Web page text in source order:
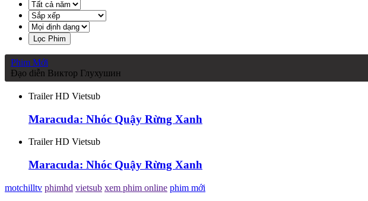
Lọc Phim
Phim Mới
Đạo diễn Виктор Глухушин
Trailer HD Vietsub
Maracuda: Nhóc Quậy Rừng Xanh
Trailer HD Vietsub
Maracuda: Nhóc Quậy Rừng Xanh
motchilltv phimhd vietsub xem phim online phim mới